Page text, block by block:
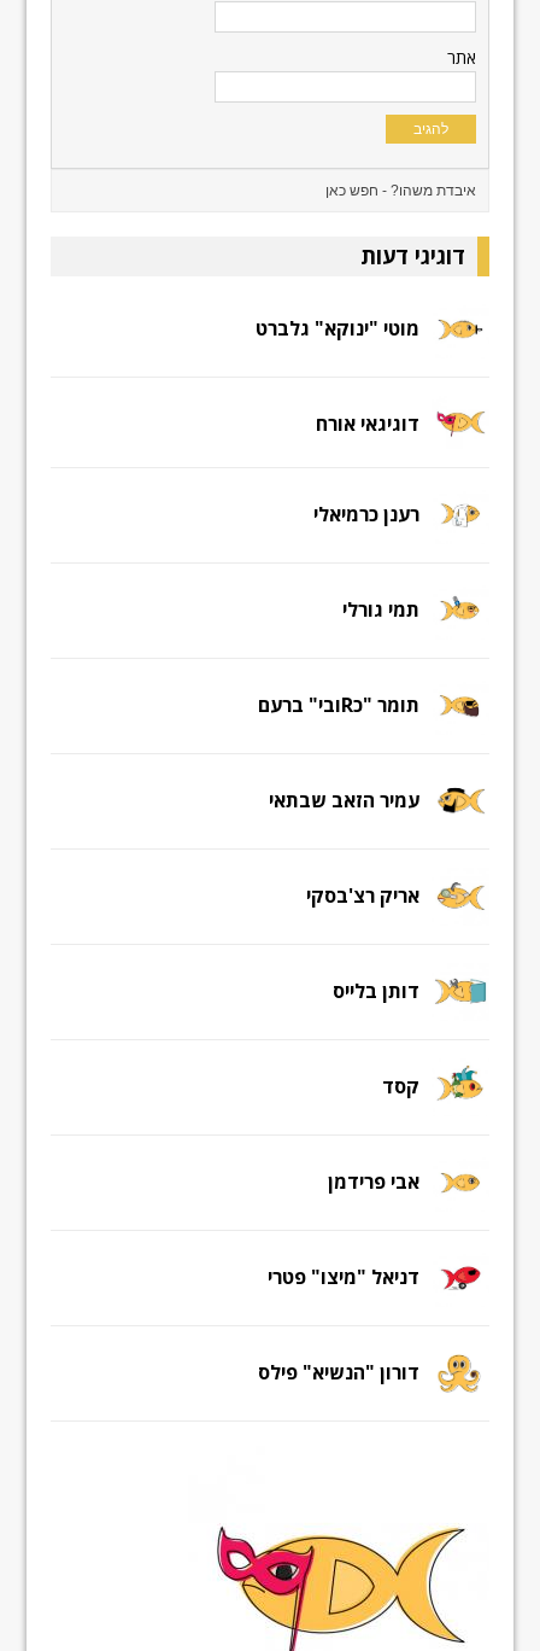
אתר
דוגיגי דעות
מוטי "ינוקא" גלברט
דוגיגאי אורח
רענן כרמיאלי
תמי גורלי
תומר "כRובי" ברעם
עמיר הזאב שבתאי
אריק רצ'בסקי
דותן בלייס
קסד
אבי פרידמן
דניאל "מיצו" פטרי
דורון "הנשיא" פילס